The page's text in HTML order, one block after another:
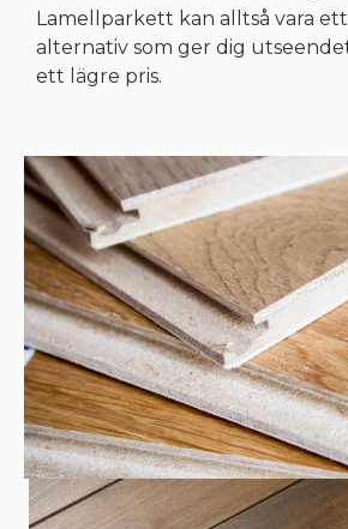
Lamellparkett kan alltså vara
alternativ som ger dig
ett lägre pris.